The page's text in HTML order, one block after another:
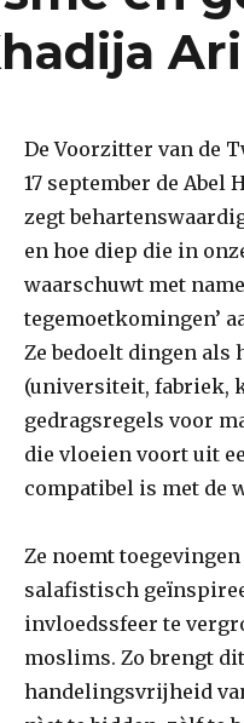
De Voorzitter van de
17 september de Abel
zegt
en hoe diep die in
waarschuwt met
tegemoetkomingen’
Ze bedoelt dingen
(universiteit, fabriek,
gedragsregels voor
die vloeien voort uit
compatibel is met de
Ze noemt
salafistisch
invloedssfeer te
moslims. Zo brengt
handelingsvrijheid